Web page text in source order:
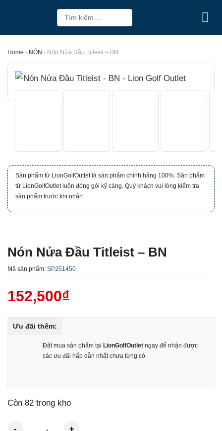
content
Tìm
kiếm:
Home - NÓN - Nón Nửa Đầu Titleist – BN
Sản phẩm từ LionGolfOutlet là sản phẩm chính hãng 100%. Sản phẩm
từ LionGolfOutlet luôn đóng gói kỹ càng. Quý khách vui lòng kiểm tra
sản phẩm trước khi nhận.
Nón Nửa Đầu Titleist – BN
Mã sản phẩm: SP251450
152,500₫
Ưu đãi thêm:
Đặt mua sản phẩm tại LionGolfOutlet ngay để nhận được
các ưu đãi hấp dẫn nhất chưa từng có
Còn 82 trong kho